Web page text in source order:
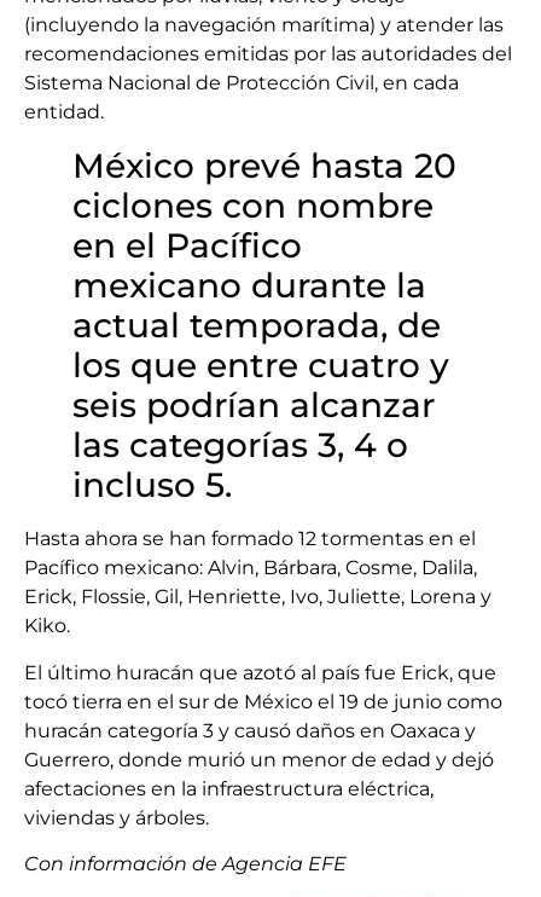
(incluyendo la navegación marítima) y atender las
recomendaciones emitidas por las autoridades del
Sistema Nacional de Protección Civil, en cada
entidad.
México prevé hasta 20
ciclones con nombre
en el Pacífico
mexicano durante la
actual temporada, de
los que entre cuatro y
seis podrían alcanzar
las categorías 3, 4 o
incluso 5.
Hasta ahora se han formado 12 tormentas en el
Pacífico mexicano: Alvin, Bárbara, Cosme, Dalila,
Erick, Flossie, Gil, Henriette, Ivo, Juliette, Lorena y
Kiko.
El último huracán que azotó al país fue Erick, que
tocó tierra en el sur de México el 19 de junio como
huracán categoría 3 y causó daños en Oaxaca y
Guerrero, donde murió un menor de edad y dejó
afectaciones en la infraestructura eléctrica,
viviendas y árboles.
Con información de Agencia EFE